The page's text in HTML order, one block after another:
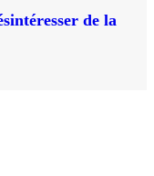
de la